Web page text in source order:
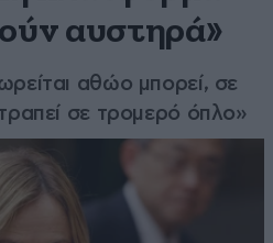
αυστηρά»
αθώο μπορεί, σε
σε τρομερό όπλο»